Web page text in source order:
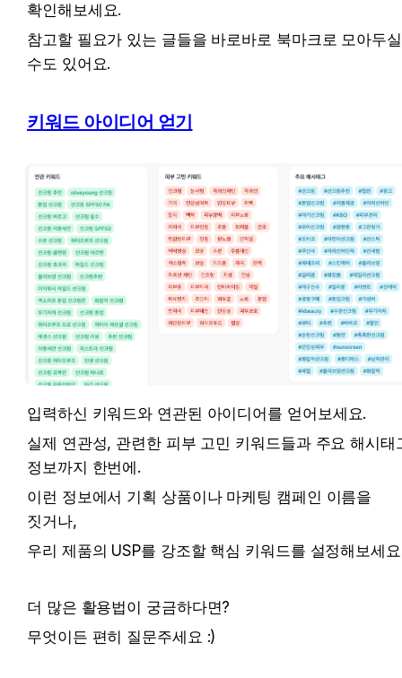
확인해보세요.
참고할 필요가 있는 글들을 바로바로 북마크로 모아두실
수도 있어요.
키워드 아이디어 얻기
입력하신 키워드와 연관된 아이디어를 얻어보세요.
실제 연관성, 관련한 피부 고민 키워드들과 주요 해시태
정보까지 한번에.
이런 정보에서 기획 상품이나 마케팅 캠페인 이름을
짓거나,
우리 제품의 USP를 강조할 핵심 키워드를 설정해보세
더 많은 활용법이 궁금하다면?
무엇이든 편히 질문주세요 :)